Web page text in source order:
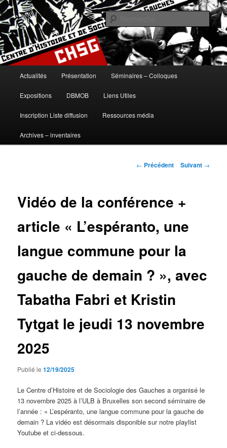
Aller
au
contenu
principalCentre d'Histoire et de Sociologie
des Gauches
histoire, gauches, gauche, communisme, syndicalisme, ouvrier, socialisme,
trotskysme, anarchisme, mouvement, emancipation, ULB
principal
Actualités Présentation Séminaires – Colloques
Expositions DBMOB Liens Utiles
Inscription Liste diffusion Ressources média
Archives – inventaires
Navigation
← Précédent Suivant →
Vidéo de la conférence +
article « L’espéranto, une
langue commune pour la
gauche de demain ? », avec
Tabatha Fabri et Kristin
Tytgat le jeudi 13 novembre
2025
Publié le12/19/2025
Le Centre d’Histoire et de Sociologie des Gauches a organisé le
13 novembre 2025 à l’ULB à Bruxelles son second séminaire de
l’année : « L’espéranto, une langue commune pour la gauche de
demain ? La vidéo est désormais disponible sur notre playlist
Youtube et ci-dessous.